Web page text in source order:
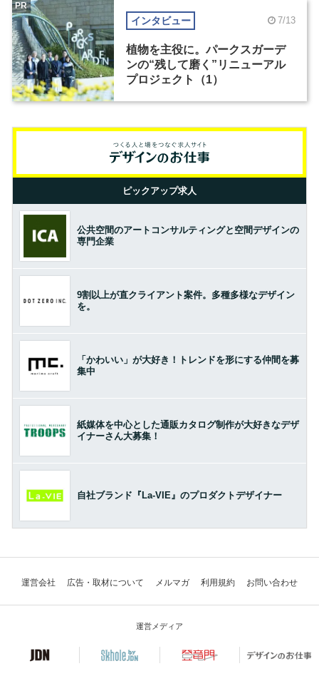
インタビュー 7/13
植物を主役に。パークスガーデ
ンの“残して磨く”リニューアル
プロジェクト（1）
PR
ピックアップ求人
公共空間のアートコンサルティングと空間デザインの
専門企業
9割以上が直クライアント案件。多種多様なデザイン
を。
「かわいい」が大好き！トレンドを形にする仲間を募
集中
紙媒体を中心とした通販カタログ制作が大好きなデザ
イナーさん大募集！
自社ブランド『La-VIE』のプロダクトデザイナー
運営会社 広告・取材について メルマガ 利用規約 お問い合わせ
運営メディア